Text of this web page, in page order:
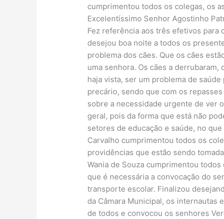
cumprimentou todos os colegas, os
Excelentíssimo Senhor Agostinho
Fez referência aos três efetivos para
desejou boa noite a todos os
problema dos cães. Que os cães
uma senhora. Os cães a
haja vista, ser um problema de
precário, sendo que com os
sobre a necessidade urgente de ver
geral, pois da forma que está não
setores de educação e saúde, no
Carvalho cumprimentou todos os
providências que estão sendo
Wania de Souza cumprimentou
que é necessária a convocação do
transporte escolar. Finalizou
da Câmara Municipal, os internautas
de todos e convocou os senhores